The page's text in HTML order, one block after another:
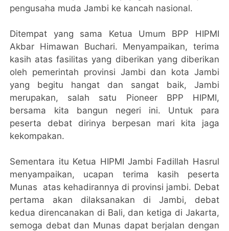
pengusaha muda Jambi ke kancah nasional.
Ditempat yang sama Ketua Umum BPP HIPMI
Akbar Himawan Buchari. Menyampaikan, terima
kasih atas fasilitas yang diberikan yang diberikan
oleh pemerintah provinsi Jambi dan kota Jambi
yang begitu hangat dan sangat baik, Jambi
merupakan, salah satu Pioneer BPP HIPMI,
bersama kita bangun negeri ini. Untuk para
peserta debat dirinya berpesan mari kita jaga
kekompakan.
Sementara itu Ketua HIPMI Jambi Fadillah Hasrul
menyampaikan, ucapan terima kasih peserta
Munas atas kehadirannya di provinsi jambi. Debat
pertama akan dilaksanakan di Jambi, debat
kedua direncanakan di Bali, dan ketiga di Jakarta,
semoga debat dan Munas dapat berjalan dengan